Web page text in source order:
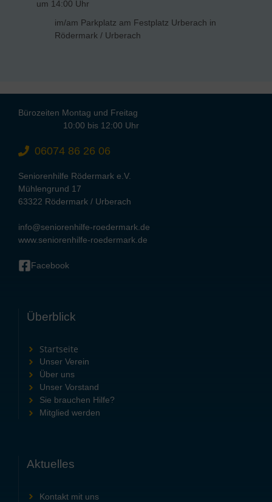
um 14:00 Uhr
im/am Parkplatz am Festplatz Urberach in
Rödermark / Urberach
Bürozeiten Montag und Freitag
10:00 bis 12:00 Uhr
06074 86 26 06
Seniorenhilfe Rödermark e.V.
Mühlengrund 17
63322 Rödermark / Urberach
info@seniorenhilfe-roedermark.de
www.seniorenhilfe-roedermark.de
Facebook
Überblick
Startseite
Unser Verein
Über uns
Unser Vorstand
Sie brauchen Hilfe?
Mitglied werden
Aktuelles
Kontakt mit uns